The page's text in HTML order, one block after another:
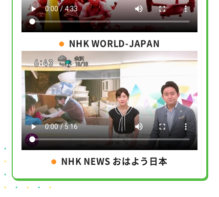
NHK WORLD-JAPAN
NHK NEWS おはよう日本